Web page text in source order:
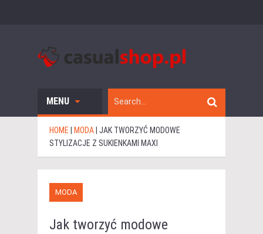
MENU
HOME MODA JAK TWORZYĆ MODOWE
STYLIZACJE Z SUKIENKAMI MAXI
MODA
Jak tworzyć modowe